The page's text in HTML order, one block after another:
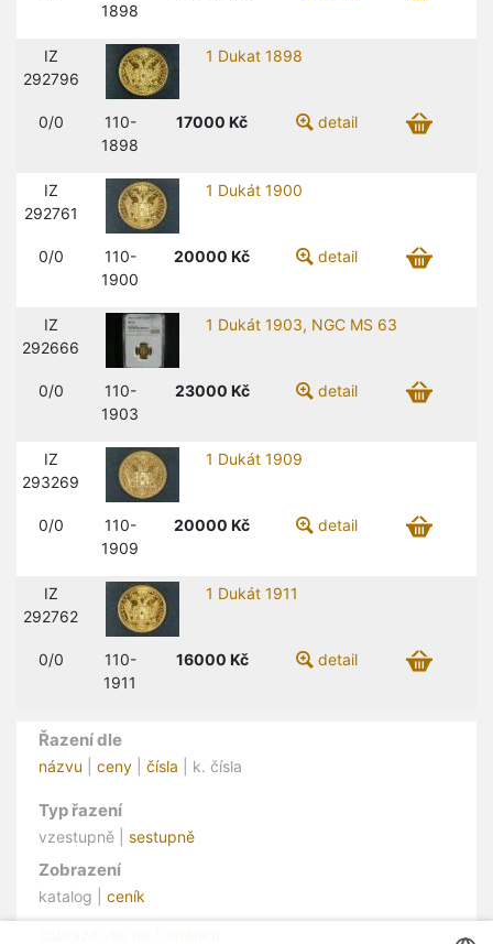
1898
IZ
292796
1 Dukat 1898
0/0
110-
1898
17000 Kč detail
IZ
292761
1 Dukát 1900
0/0
110-
1900
20000 Kč detail
IZ
292666
1 Dukát 1903, NGC MS 63
0/0
110-
1903
23000 Kč detail
IZ
293269
1 Dukát 1909
0/0
110-
1909
20000 Kč detail
IZ
292762
1 Dukát 1911
0/0
110-
1911
16000 Kč detail
Řazení dle
názvu ceny čísla | k. čísla
Typ řazení
vzestupně | sestupně
Zobrazení
katalog | ceník